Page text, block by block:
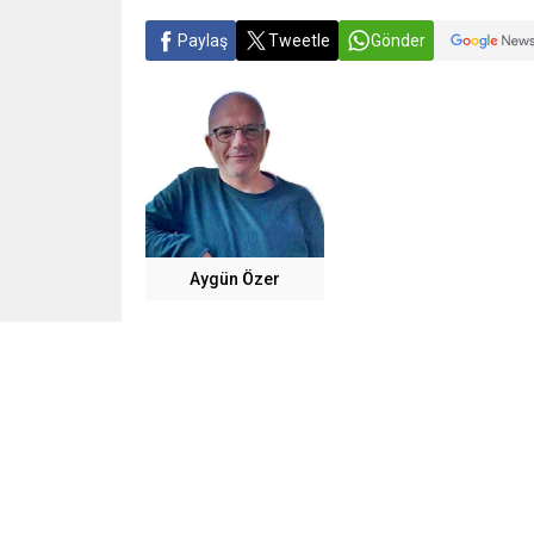
Paylaş Tweetle Gönder
Aygün Özer